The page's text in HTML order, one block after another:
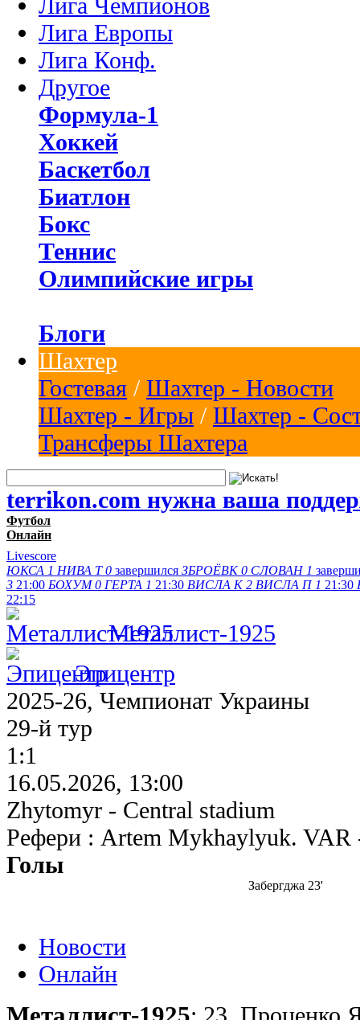
Лига Европы
Лига Конф.
Другое
Формула-1
Хоккей
Баскетбол
Биатлон
Бокс
Теннис
Олимпийские игры
Блоги
Шахтер
Гостевая / Шахтер - Новости
Шахтер - Игры / Шахтер -
Трансферы Шахтера
terrikon.com нужна ваша
Футбол
Онлайн
Livescore
ЮКСА 1 НИВА Т 0 завершился ЗБРОЁВК 0 СЛОВАН 1
3 21:00 БОХУМ 0 ГЕРТА 1 21:30 ВИСЛА K 2 ВИСЛА П 1 21:30
22:15
Металлист-1925
Эпицентр
2025-26, Чемпионат Украины
29-й тур
1:1
16.05.2026, 13:00
Zhytomyr - Central stadium
Рефери : Artem Mykhaylyuk.
Голы
Забергджа 23'
Новости
Онлайн
: 23. Проценко